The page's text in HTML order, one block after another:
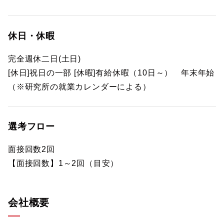
休日・休暇
完全週休二日(土日)
[休日]祝日の一部 [休暇]有給休暇（10日～） 年末年始
（※研究所の就業カレンダーによる）
選考フロー
面接回数2回
【面接回数】1～2回（目安）
会社概要